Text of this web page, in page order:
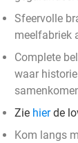
Sfeervolle
meelfabriek
Complete
waar
Zie hierde
Kom langs